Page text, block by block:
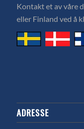
Kontakt et av våre
eller Finland ved å
ADRESSE